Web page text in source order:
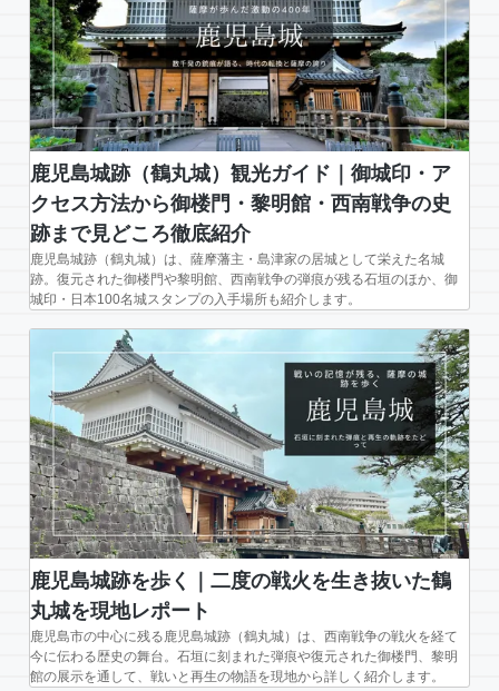
鹿児島城跡（鶴丸城）観光ガイド｜御城印・ア
クセス方法から御楼門・黎明館・西南戦争の史
跡まで見どころ徹底紹介
鹿児島城跡（鶴丸城）は、薩摩藩主・島津家の居城として栄えた名城
跡。復元された御楼門や黎明館、西南戦争の弾痕が残る石垣のほか、御
城印・日本100名城スタンプの入手場所も紹介します。
鹿児島城跡を歩く｜二度の戦火を生き抜いた鶴
丸城を現地レポート
鹿児島市の中心に残る鹿児島城跡（鶴丸城）は、西南戦争の戦火を経て
今に伝わる歴史の舞台。石垣に刻まれた弾痕や復元された御楼門、黎明
館の展示を通して、戦いと再生の物語を現地から詳しく紹介します。